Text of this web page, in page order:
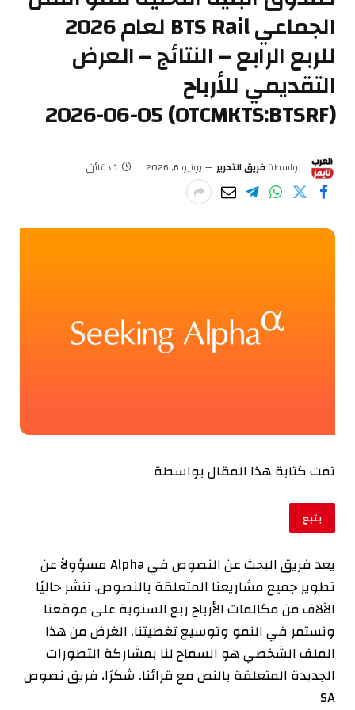
الجماعي BTS Rail لعام 2026
للربع الرابع – النتائج – العرض
التقديمي للأرباح
(OTCMKTS:BTSRF) 2026-06-05
بواسطةفريق التحرير يونيو 6, 2026 1 دقائق
تمت كتابة هذا المقال بواسطة
يتبع
يعد فريق البحث عن النصوص في Alpha مسؤولاً عن
تطوير جميع مشاريعنا المتعلقة بالنصوص. ننشر حاليًا
الآلاف من مكالمات الأرباح ربع السنوية على موقعنا
ونستمر في النمو وتوسيع تغطيتنا. الغرض من هذا
الملف الشخصي هو السماح لنا بمشاركة التطورات
الجديدة المتعلقة بالنص مع قرائنا. شكرًا، فريق نصوص
SA